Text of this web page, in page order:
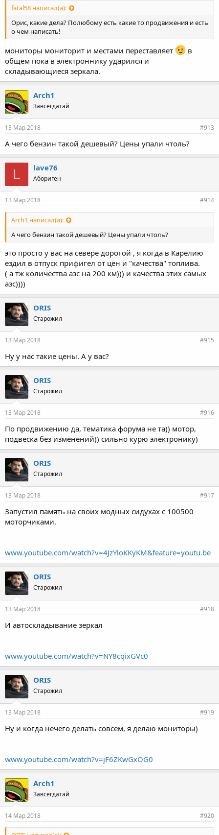
fatal58 написал(а):
Орис, какие дела? Полюбому есть какие то продвижения и есть
о чем написать!
мониторы мониторит и местами переставляет
в
общем пока в электроннику ударился и
складывающиеся зеркала.
Arch1
Завсегдатай
13 Мар 2018 #913
А чего бензин такой дешевый? Цены упали чтоль?
L lave76
Абориген
13 Мар 2018 #914
Arch1 написал(а):
А чего бензин такой дешевый? Цены упали чтоль?
это просто у вас на севере дорогой , я когда в Карелию
ездил в отпуск прифигел от цен и "качества" топлива.
( а тж количества азс на 200 км))) и качества этих самых
азс))))
ORIS
Старожил
13 Мар 2018 #915
Ну у нас такие цены. А у вас?
ORIS
Старожил
13 Мар 2018 #916
По продвижению да, тематика форума не та)) мотор,
подвеска без изменений)) сильно курю электронику)
ORIS
Старожил
13 Мар 2018 #917
Запустил память на своих модных сидухах с 100500
моторчиками.
www.youtube.com/watch?v=4JzYloKKyKM&feature=youtu.be
ORIS
Старожил
13 Мар 2018 #918
И автоскладывание зеркал
www.youtube.com/watch?v=NY8cqixGVc0
ORIS
Старожил
13 Мар 2018 #919
Ну и когда нечего делать совсем, я делаю мониторы)
www.youtube.com/watch?v=jF6ZKwGxOG0
Arch1
Завсегдатай
14 Мар 2018 #920